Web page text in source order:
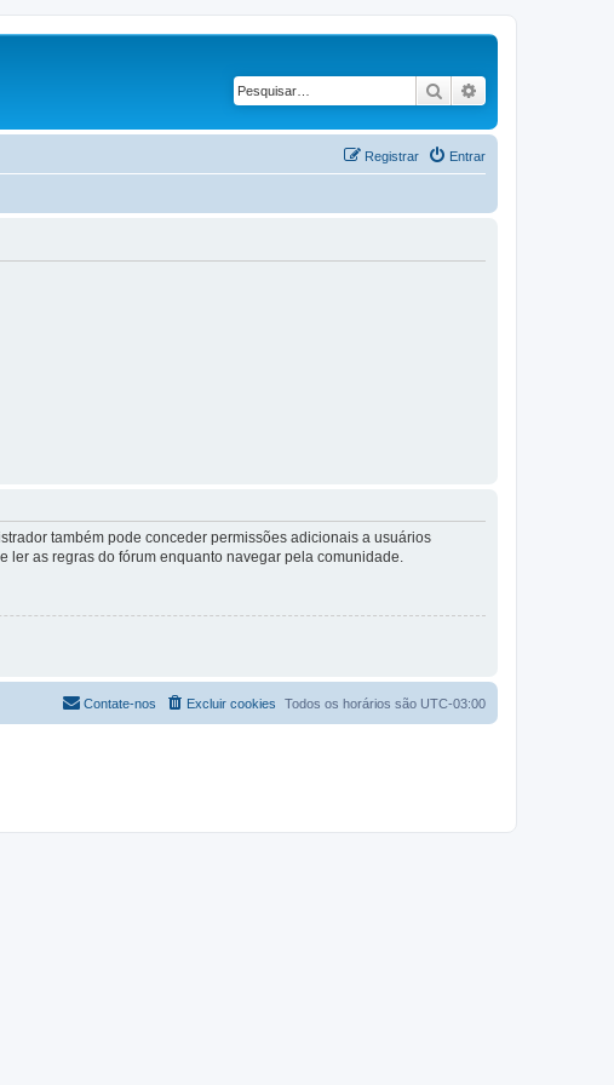
Pesquisar
Entrar
Registrar
também pode conceder permissões adicionais a usuários
ler as regras do fórum enquanto navegar pela comunidade.
Todos os horários são UTC-03:00
Excluir cookies
Contate-nos